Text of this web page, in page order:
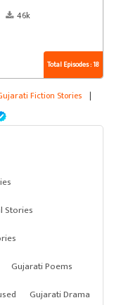
46k
Total Episodes : 18
Fiction Stories |
Stories
Gujarati Poems
Gujarati Drama